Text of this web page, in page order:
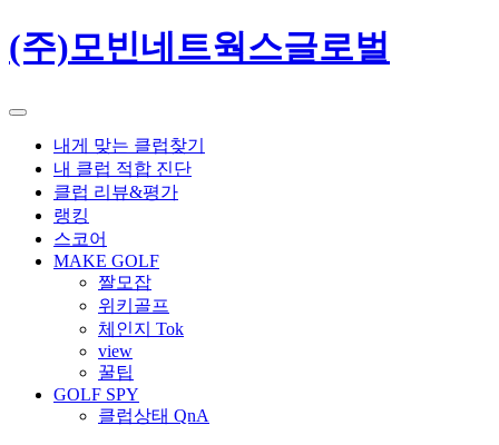
(주)모빈네트웍스글로벌
내게 맞는 클럽찾기
내 클럽 적합 진단
클럽 리뷰&평가
랭킹
스코어
MAKE GOLF
짤모잡
위키골프
체인지 Tok
view
꿀팁
GOLF SPY
클럽상태 QnA